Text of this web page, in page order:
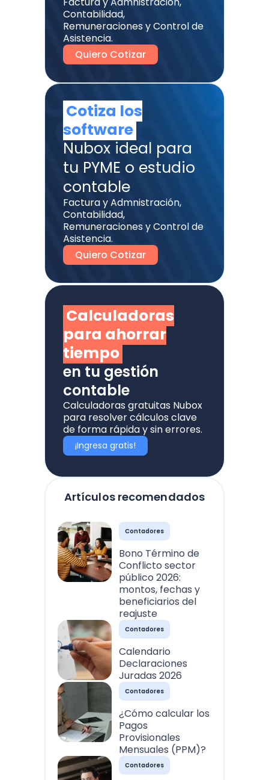
Artículos recomendados
Contadores
Bono Término de
Conflicto sector
público 2026:
montos, fechas y
beneficiarios del
reajuste
Contadores
Calendario
Declaraciones
Juradas 2026
Contadores
¿Cómo calcular los
Pagos
Provisionales
Mensuales (PPM)?
Contadores
Calculadoras
para ahorrar
tiempo
en tu gestión
contable
Calculadoras gratuitas Nubox
para resolver cálculos clave
de forma rápida y sin errores.
¡Ingresa gratis!
Contabilidad,
Remuneraciones y Control de
Asistencia.
Quiero Cotizar
Cotiza los
software
Nubox ideal para
tu PYME o estudio
contable
Factura y Admnistración,
Contabilidad,
Remuneraciones y Control de
Asistencia.
Quiero Cotizar